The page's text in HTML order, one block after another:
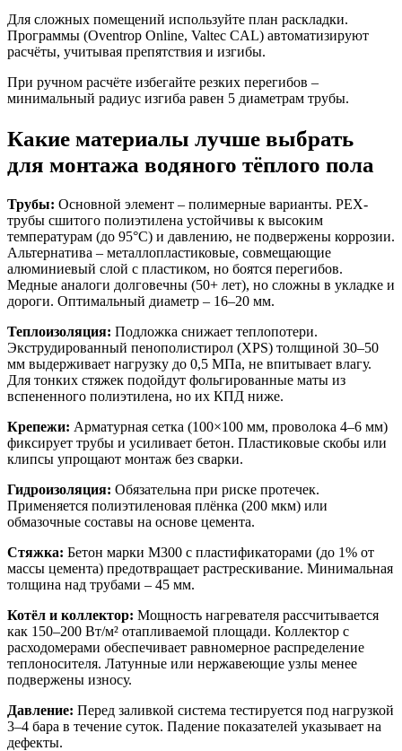
Для сложных помещений используйте план раскладки.
Программы (Oventrop Online, Valtec CAL) автоматизируют
расчёты, учитывая препятствия и изгибы.
При ручном расчёте избегайте резких перегибов –
минимальный радиус изгиба равен 5 диаметрам трубы.
Какие материалы лучше выбрать
для монтажа водяного тёплого пола
Трубы: Основной элемент – полимерные варианты. PEX-
трубы сшитого полиэтилена устойчивы к высоким
температурам (до 95°C) и давлению, не подвержены коррозии.
Альтернатива – металлопластиковые, совмещающие
алюминиевый слой с пластиком, но боятся перегибов.
Медные аналоги долговечны (50+ лет), но сложны в укладке и
дороги. Оптимальный диаметр – 16–20 мм.
Теплоизоляция: Подложка снижает теплопотери.
Экструдированный пенополистирол (XPS) толщиной 30–50
мм выдерживает нагрузку до 0,5 МПа, не впитывает влагу.
Для тонких стяжек подойдут фольгированные маты из
вспененного полиэтилена, но их КПД ниже.
Крепежи: Арматурная сетка (100×100 мм, проволока 4–6 мм)
фиксирует трубы и усиливает бетон. Пластиковые скобы или
клипсы упрощают монтаж без сварки.
Гидроизоляция: Обязательна при риске протечек.
Применяется полиэтиленовая плёнка (200 мкм) или
обмазочные составы на основе цемента.
Стяжка: Бетон марки М300 с пластификаторами (до 1% от
массы цемента) предотвращает растрескивание. Минимальная
толщина над трубами – 45 мм.
Котёл и коллектор: Мощность нагревателя рассчитывается
как 150–200 Вт/м² отапливаемой площади. Коллектор с
расходомерами обеспечивает равномерное распределение
теплоносителя. Латунные или нержавеющие узлы менее
подвержены износу.
Давление: Перед заливкой система тестируется под нагрузкой
3–4 бара в течение суток. Падение показателей указывает на
дефекты.